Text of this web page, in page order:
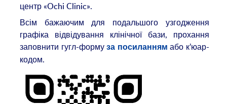
центр «Ochi Clinic».
Всім бажаючим для подальшого узгодження
графіка відвідування клінічної бази, прохання
заповнити гугл-формуза посиланням або к’юар-
кодом.